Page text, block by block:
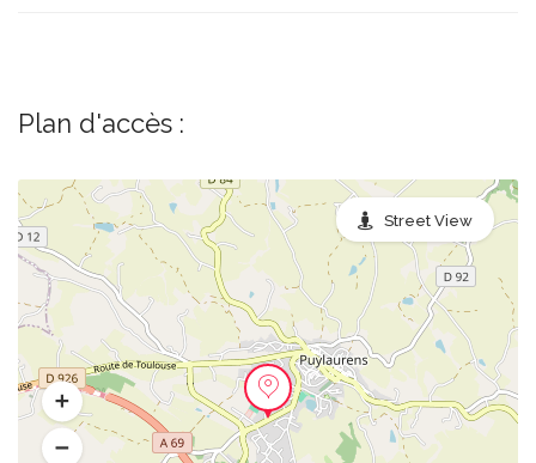
Plan d'accès :
Street View